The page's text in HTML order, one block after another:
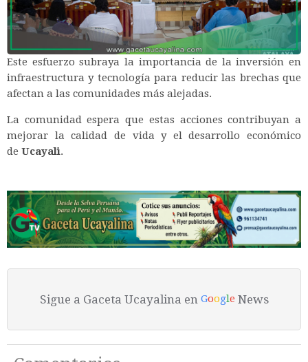
Este esfuerzo subraya la importancia de la inversión en
infraestructura y tecnología para reducir las brechas que
afectan a las comunidades más alejadas.
La comunidad espera que estas acciones contribuyan a
mejorar la calidad de vida y el desarrollo económico
de Ucayali.
Sigue a Gaceta Ucayalina en Google News